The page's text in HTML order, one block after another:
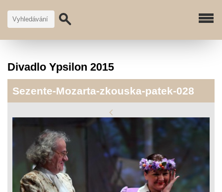
Divadlo Ypsilon 2015
Sezente-Mozarta-zkouska-patek-028